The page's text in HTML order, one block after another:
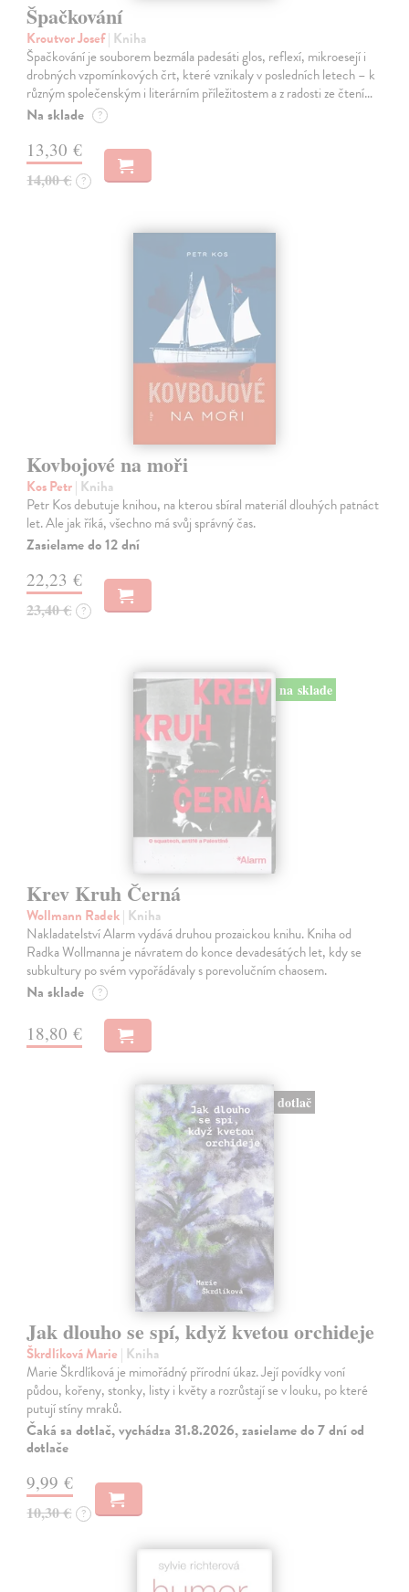
Špačkování
Kroutvor Josef| Kniha
Špačkování je souborem bezmála padesáti glos, reflexí, mikroesejí i
drobných vzpomínkových črt, které vznikaly v posledních letech – k
různým společenským i literárním příležitostem a z radosti ze čtení…
Na sklade ?
13,30 €
14,00 € ?
Kovbojové na moři
Kos Petr| Kniha
Petr Kos debutuje knihou, na kterou sbíral materiál dlouhých patnáct
let. Ale jak říká, všechno má svůj správný čas.
Zasielame do 12 dní
22,23 €
23,40 € ?
na sklade
Krev Kruh Černá
Wollmann Radek| Kniha
Nakladatelství Alarm vydává druhou prozaickou knihu. Kniha od
Radka Wollmanna je návratem do konce devadesátých let, kdy se
subkultury po svém vypořádávaly s porevolučním chaosem.
Na sklade ?
18,80 €
dotlač
Jak dlouho se spí, když kvetou orchideje
Škrdlíková Marie | Kniha
Marie Škrdlíková je mimořádný přírodní úkaz. Její povídky voní
půdou, kořeny, stonky, listy i květy a rozrůstají se v louku, po které
putují stíny mraků.
Čaká sa dotlač, vychádza 31.8.2026, zasielame do 7 dní od
dotlače
9,99 €
10,30 € ?